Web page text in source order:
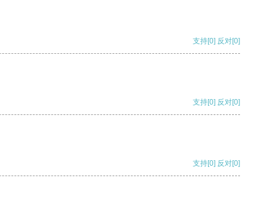
支持[0] 反对[0]
支持[0] 反对[0]
支持[0] 反对[0]